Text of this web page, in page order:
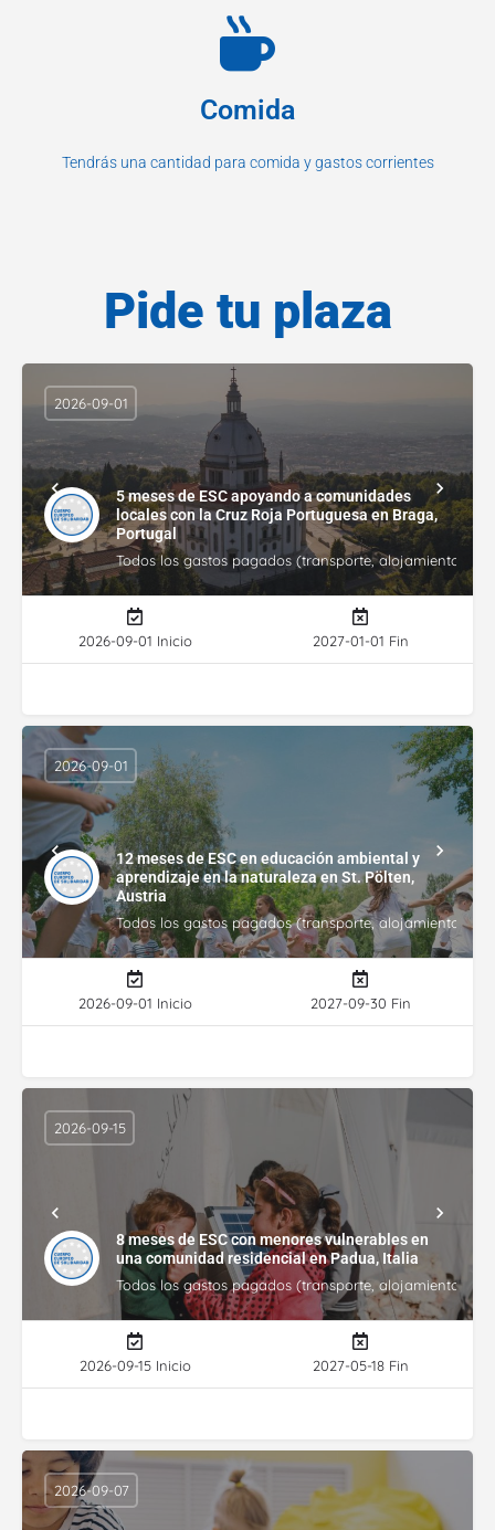
Comida
Tendrás una cantidad para comida y gastos corrientes
Pide tu plaza
5 meses de ESC apoyando a comunidades
locales con la Cruz Roja Portuguesa en Braga,
Portugal
Todos los gastos pagados (transporte, alojamiento,
2026-09-01
2026-09-01 Inicio 2027-01-01 Fin
12 meses de ESC en educación ambiental y
aprendizaje en la naturaleza en St. Pölten,
Austria
Todos los gastos pagados (transporte, alojamiento,
2026-09-01
2026-09-01 Inicio 2027-09-30 Fin
8 meses de ESC con menores vulnerables en
una comunidad residencial en Padua, Italia
Todos los gastos pagados (transporte, alojamiento,
2026-09-15
2026-09-15 Inicio 2027-05-18 Fin
2026-09-07